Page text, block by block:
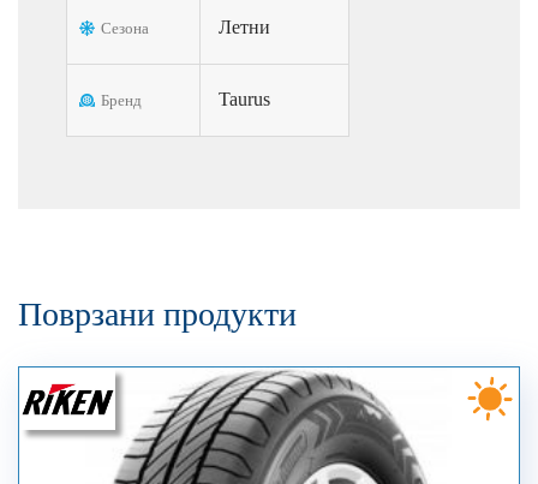
Сезона Летни
Бренд Taurus
Поврзани продукти